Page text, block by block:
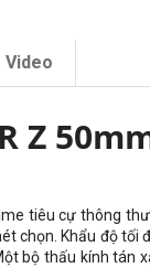
Video
Z
tiêu cự thông
Khẩu độ
bộ thấu kính